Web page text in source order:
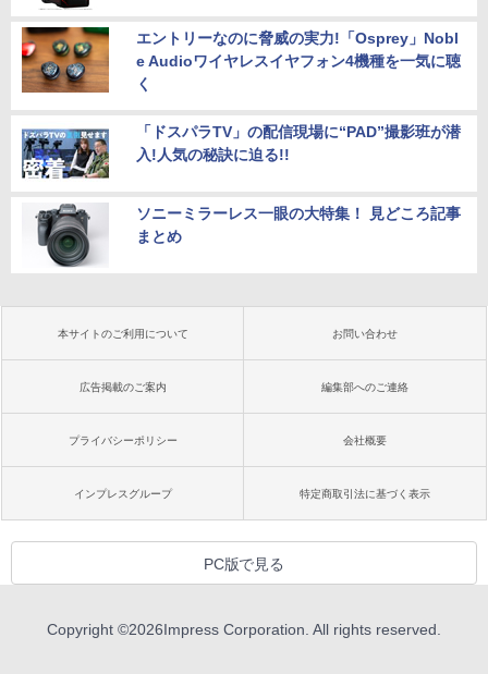
エントリーなのに脅威の実力!「Osprey」Nobl
e Audioワイヤレスイヤフォン4機種を一気に聴
く
「ドスパラTV」の配信現場に“PAD”撮影班が潜
入!人気の秘訣に迫る!!
ソニーミラーレス一眼の大特集！ 見どころ記事
まとめ
本サイトのご利用について お問い合わせ
広告掲載のご案内 編集部へのご連絡
プライバシーポリシー 会社概要
インプレスグループ 特定商取引法に基づく表示
PC版で見る
Copyright ©2026Impress Corporation. All rights reserved.